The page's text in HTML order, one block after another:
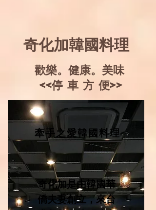
​奇化加韓國料理
牽手之愛韓國料理
奇化加是由韓國華
僑夫妻創立，來台
歡樂。健康。美味
​ <<停 車 方 便>>